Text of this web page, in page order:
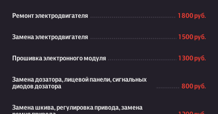
Ремонт электродвигателя 1 800 руб.
Замена электродвигателя 1 500 руб.
Прошивка электронного модуля 1 300 руб.
Замена дозатора, лицевой панели, сигнальных
диодов дозатора
800 руб.
Замена шкива, регулировка привода, замена